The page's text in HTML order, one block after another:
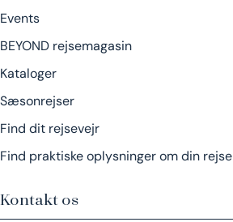
Events
BEYOND rejsemagasin
Kataloger
Sæsonrejser
Find dit rejsevejr
Find praktiske oplysninger om din rejse
Kontakt os